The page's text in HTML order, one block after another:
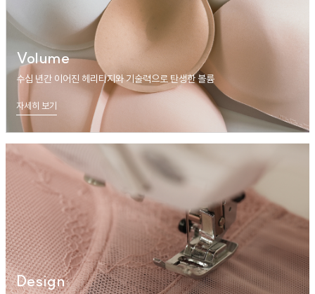
Volume
수십 년간 이어진 헤리티지와 기술력으로 탄생한 볼륨
자세히 보기
Design